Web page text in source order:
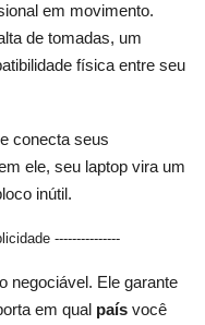
em movimento.
de tomadas, um
física entre seu
conecta seus
ele, seu laptop vira um
inútil.
---------------
negociável. Ele garante
em qual paísvocê